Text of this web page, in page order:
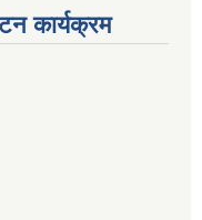
कार्यक्रम